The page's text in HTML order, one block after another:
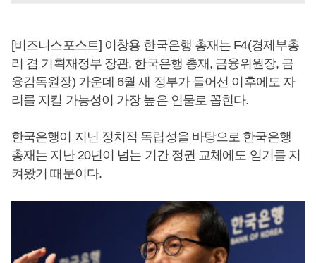
[비즈니스포스트] 이창용 한국은행 총재는 F4(경제부총
리 겸 기획재정부 장관, 한국은행 총재, 금융위원장, 금
융감독원장) 가운데 6월 새 정부가 들어선 이후에도 자
리를 지킬 가능성이 가장 높은 인물로 꼽힌다.
한국은행이 지닌 정치적 독립성을 바탕으로 한국은행
총재는 지난 20년이 넘는 기간 정권 교체에도 임기를 지
켜왔기 때문이다.